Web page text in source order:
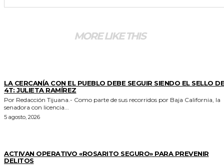
MORE LIKE THIS
LA CERCANÍA CON EL PUEBLO DEBE SEGUIR SIENDO EL SELLO
4T: JULIETA RAMÍREZ
Por Redacción Tijuana.- Como parte de sus recorridos por Baja California, la
senadora con licencia...
5 agosto, 2026
ACTIVAN OPERATIVO «ROSARITO SEGURO» PARA PREVENIR
DELITOS